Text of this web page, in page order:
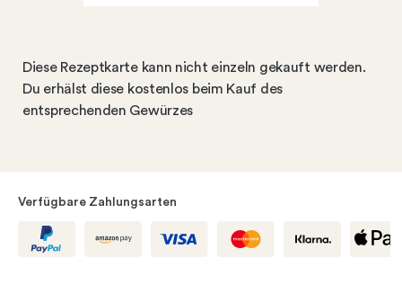
Diese Rezeptkarte kann nicht einzeln gekauft werden.
Du erhälst diese kostenlos beim Kauf des
entsprechenden Gewürzes
Verfügbare Zahlungsarten